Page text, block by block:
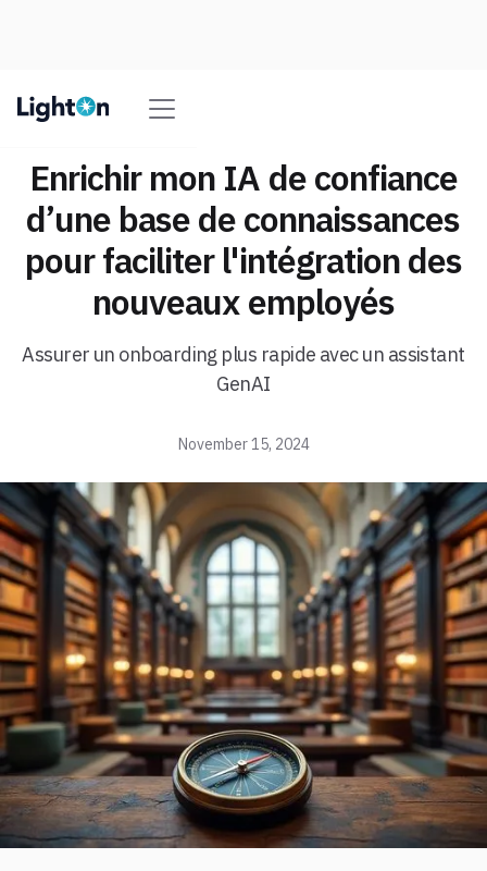
Enrichir mon IA de confiance
d’une base de connaissances
pour faciliter l'intégration des
nouveaux employés
Assurer un onboarding plus rapide avec un assistant
GenAI
November 15, 2024